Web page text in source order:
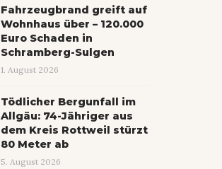
Fahrzeugbrand greift auf
Wohnhaus über – 120.000
Euro Schaden in
Schramberg-Sulgen
1. August 2026
Tödlicher Bergunfall im
Allgäu: 74-Jähriger aus
dem Kreis Rottweil stürzt
80 Meter ab
5. August 2026